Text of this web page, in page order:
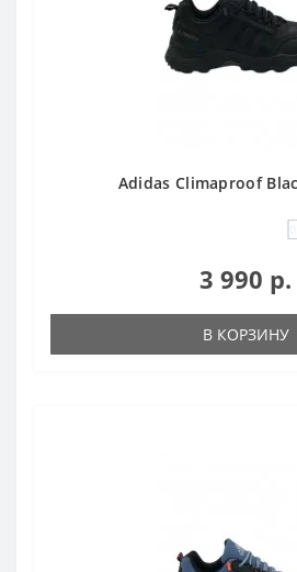
Adidas Climaproof
3 990 р.
В КОРЗИНУ